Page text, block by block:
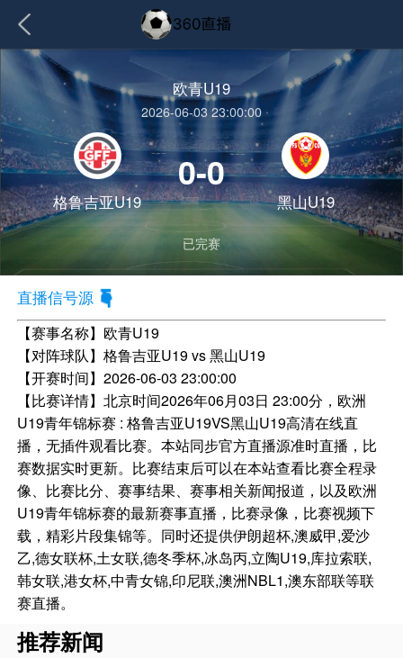
欧青U19
2026-06-03 23:00:00
格鲁吉亚U19
0-0
黑山U19
已完赛
直播信号源
【赛事名称】 欧青U19
【对阵球队】格鲁吉亚U19 vs 黑山U19
【开赛时间】2026-06-03 23:00:00
【比赛详情】北京时间2026年06月03日 23:00分，欧洲
U19青年锦标赛 : 格鲁吉亚U19VS黑山U19高清在线直
播，无插件观看比赛。本站同步官方直播源准时直播，比
赛数据实时更新。比赛结束后可以在本站查看比赛全程录
像、比赛比分、赛事结果、赛事相关新闻报道，以及欧洲
U19青年锦标赛的最新赛事直播，比赛录像，比赛视频下
载，精彩片段集锦等。同时还提供伊朗超杯,澳威甲,爱沙
乙,德女联杯,土女联,德冬季杯,冰岛丙,立陶U19,库拉索联,
韩女联,港女杯,中青女锦,印尼联,澳洲NBL1,澳东部联等联
赛直播。
推荐新闻